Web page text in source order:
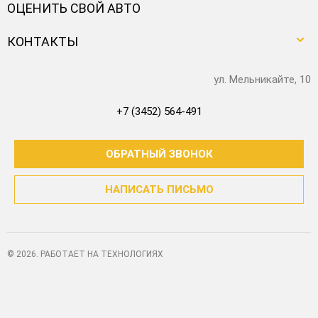
ОЦЕНИТЬ СВОЙ АВТО
КОНТАКТЫ
ул. Мельникайте, 10
© 2026. РАБОТАЕТ НА ТЕХНОЛОГИЯХ
+7 (3452) 564-491
ОБРАТНЫЙ ЗВОНОК
НАПИСАТЬ ПИСЬМО